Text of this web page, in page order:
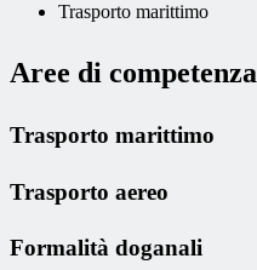
Trasporto marittimo
Aree di competenza
Trasporto marittimo
Trasporto aereo
Formalità doganali